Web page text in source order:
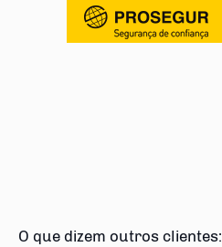
O que dizem outros clientes: